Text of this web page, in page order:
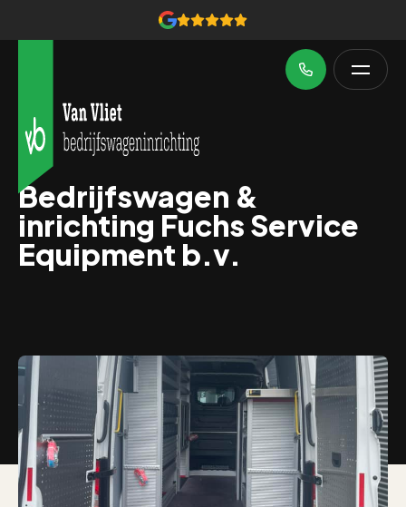
Bedrijfswagen &
inrichting Fuchs Service
Equipment b.v.